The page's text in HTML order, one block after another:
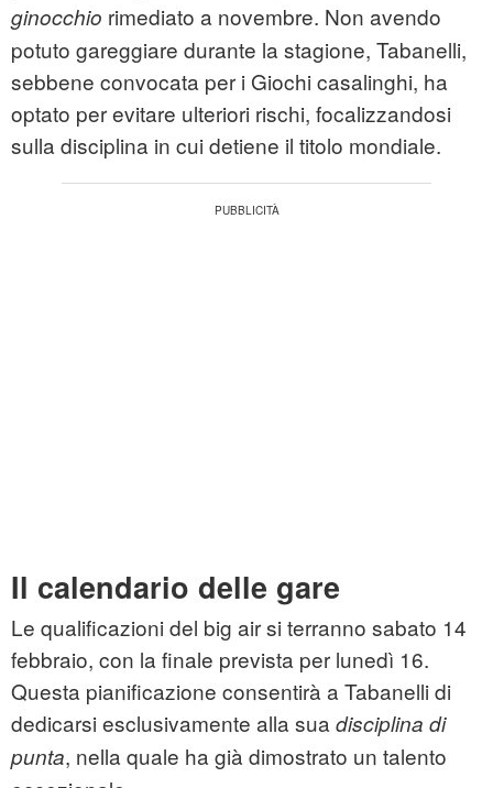
ginocchio rimediato a novembre. Non avendo
potuto gareggiare durante la stagione, Tabanelli,
sebbene convocata per i Giochi casalinghi, ha
optato per evitare ulteriori rischi, focalizzandosi
sulla disciplina in cui detiene il titolo mondiale.
Il calendario delle gare
Le qualificazioni del big air si terranno sabato 14
febbraio, con la finale prevista per lunedì 16.
Questa pianificazione consentirà a Tabanelli di
dedicarsi esclusivamente alla sua disciplina di
punta, nella quale ha già dimostrato un talento